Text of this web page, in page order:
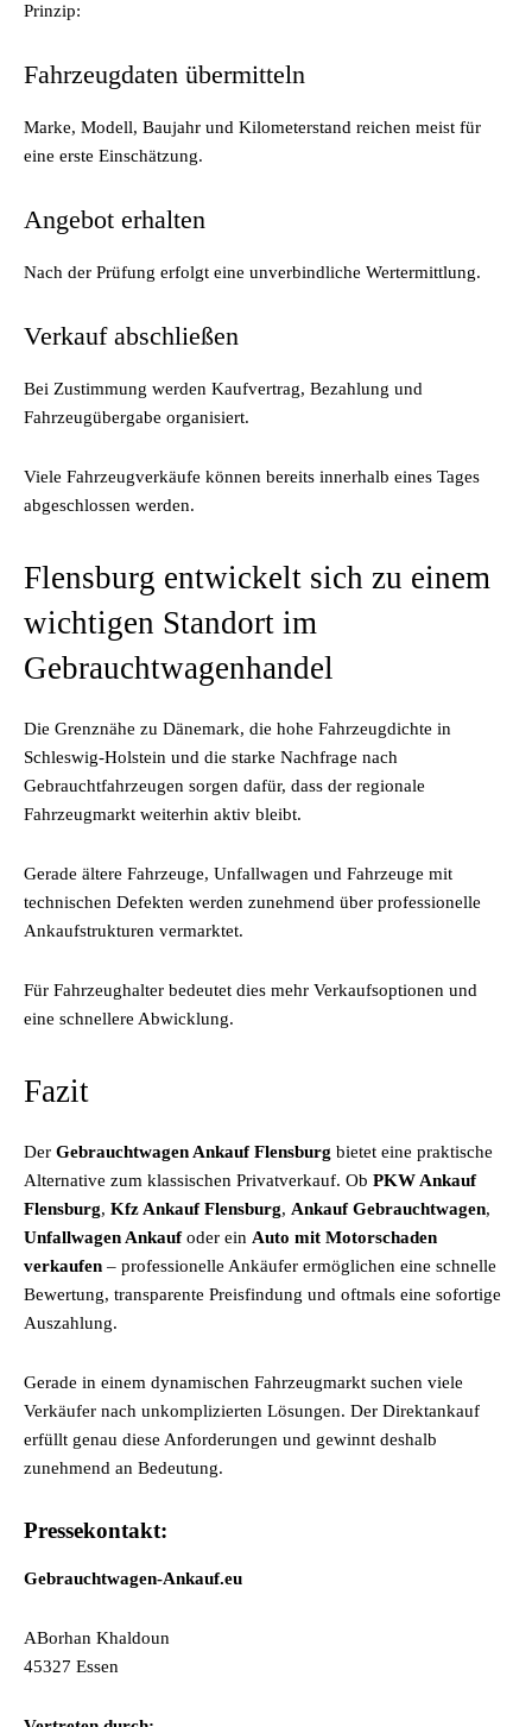
Prinzip:
Fahrzeugdaten übermitteln
Marke, Modell, Baujahr und Kilometerstand reichen meist für
eine erste Einschätzung.
Angebot erhalten
Nach der Prüfung erfolgt eine unverbindliche Wertermittlung.
Verkauf abschließen
Bei Zustimmung werden Kaufvertrag, Bezahlung und
Fahrzeugübergabe organisiert.
Viele Fahrzeugverkäufe können bereits innerhalb eines Tages
abgeschlossen werden.
Flensburg entwickelt sich zu einem
wichtigen Standort im
Gebrauchtwagenhandel
Die Grenznähe zu Dänemark, die hohe Fahrzeugdichte in
Schleswig-Holstein und die starke Nachfrage nach
Gebrauchtfahrzeugen sorgen dafür, dass der regionale
Fahrzeugmarkt weiterhin aktiv bleibt.
Gerade ältere Fahrzeuge, Unfallwagen und Fahrzeuge mit
technischen Defekten werden zunehmend über professionelle
Ankaufstrukturen vermarktet.
Für Fahrzeughalter bedeutet dies mehr Verkaufsoptionen und
eine schnellere Abwicklung.
Fazit
Der Gebrauchtwagen Ankauf Flensburg bietet eine praktische
Alternative zum klassischen Privatverkauf. Ob PKW Ankauf
Flensburg, Kfz Ankauf Flensburg, Ankauf Gebrauchtwagen,
Unfallwagen Ankaufoder ein Auto mit Motorschaden
verkaufen – professionelle Ankäufer ermöglichen eine schnelle
Bewertung, transparente Preisfindung und oftmals eine sofortige
Auszahlung.
Gerade in einem dynamischen Fahrzeugmarkt suchen viele
Verkäufer nach unkomplizierten Lösungen. Der Direktankauf
erfüllt genau diese Anforderungen und gewinnt deshalb
zunehmend an Bedeutung.
Pressekontakt:
Gebrauchtwagen-Ankauf.eu
ABorhan Khaldoun
45327 Essen